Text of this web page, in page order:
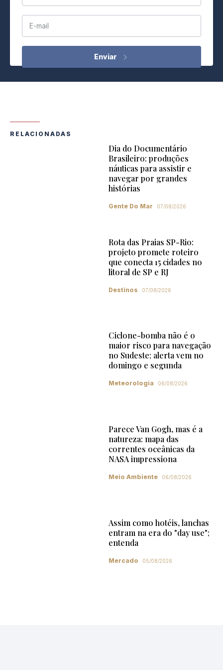
E-mail
RELACIONADAS
Dia do Documentário
Brasileiro: produções
náuticas para assistir e
navegar por grandes
histórias
Gente Do Mar 07/08/2026
Rota das Praias SP-Rio:
projeto promete roteiro
que conecta 15 cidades no
litoral de SP e RJ
Destinos 07/08/2026
Ciclone-bomba não é o
maior risco para navegação
no Sudeste; alerta vem no
domingo e segunda
Meteorologia 06/08/2026
Parece Van Gogh, mas é a
natureza: mapa das
correntes oceânicas da
NASA impressiona
Meio Ambiente 06/08/2026
Assim como hotéis, lanchas
entram na era do "day use";
entenda
Mercado 05/08/2026